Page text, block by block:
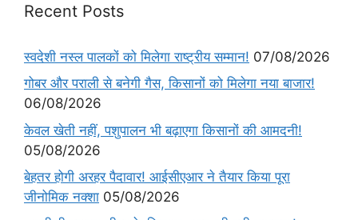
Recent Posts
स्वदेशी नस्ल पालकों को मिलेगा राष्ट्रीय सम्मान! 07/08/2026
गोबर और पराली से बनेगी गैस, किसानों को मिलेगा नया बाजार!
06/08/2026
केवल खेती नहीं, पशुपालन भी बढ़ाएगा किसानों की आमदनी!
05/08/2026
बेहतर होगी अरहर पैदावार! आईसीएआर ने तैयार किया पूरा
जीनोमिक नक्शा 05/08/2026